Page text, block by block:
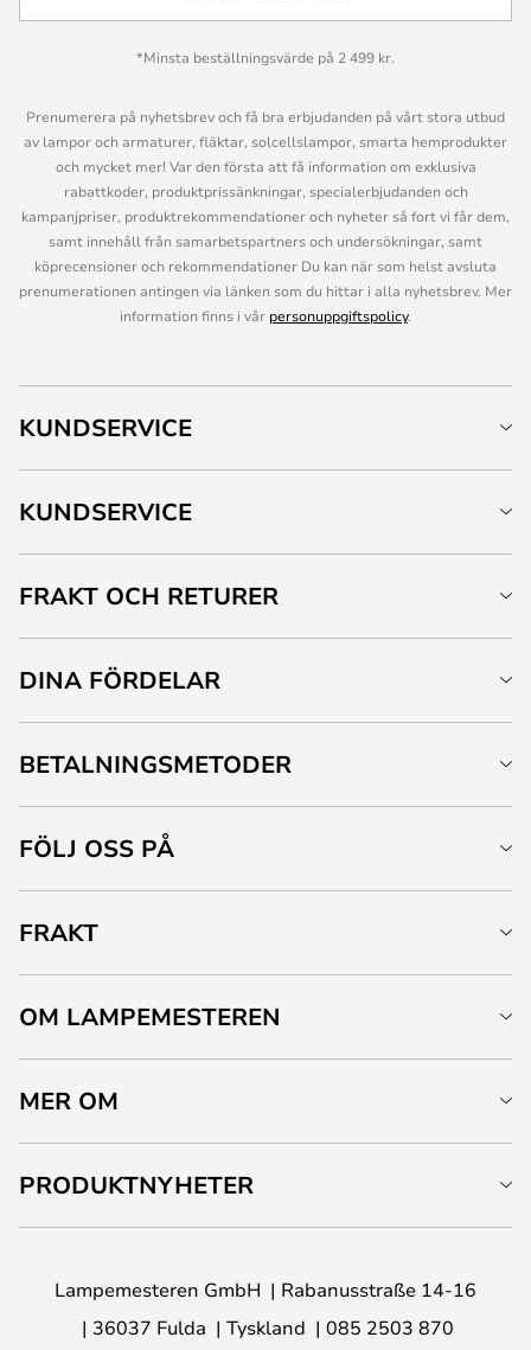
*Minsta beställningsvärde på 2 499 kr.
Prenumerera på nyhetsbrev och få bra erbjudanden på vårt stora utbud
av lampor och armaturer, fläktar, solcellslampor, smarta hemprodukter
och mycket mer! Var den första att få information om exklusiva
rabattkoder, produktprissänkningar, specialerbjudanden och
kampanjpriser, produktrekommendationer och nyheter så fort vi får dem,
samt innehåll från samarbetspartners och undersökningar, samt
köprecensioner och rekommendationer Du kan när som helst avsluta
prenumerationen antingen via länken som du hittar i alla nyhetsbrev. Mer
information finns i vår personuppgiftspolicy.
KUNDSERVICE
KUNDSERVICE
FRAKT OCH RETURER
DINA FÖRDELAR
BETALNINGSMETODER
FÖLJ OSS PÅ
FRAKT
OM LAMPEMESTEREN
MER OM
PRODUKTNYHETER
Lampemesteren GmbH
Rabanusstraße 14-16
36037 Fulda
Tyskland 085 2503 870